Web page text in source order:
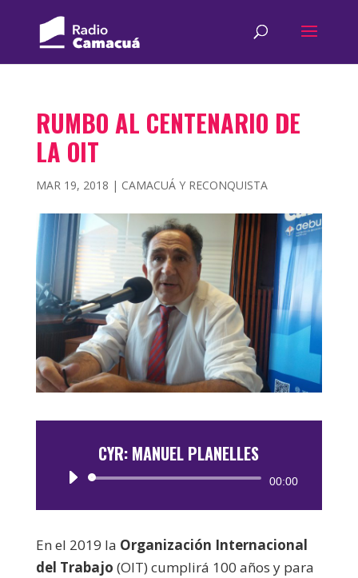
RUMBO AL CENTENARIO DE
LA OIT
MAR 19, 2018 | CAMACUÁ Y RECONQUISTA
CYR: MANUEL PLANELLES
Reproductor
00:00
En el 2019 la Organización Internacional
del Trabajo (OIT) cumplirá 100 años y para